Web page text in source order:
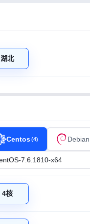
湖北
Centos(4) Debian
4核